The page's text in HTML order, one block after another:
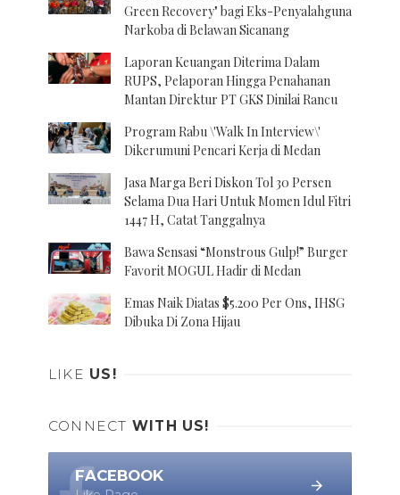
Green Recovery" bagi Eks-Penyalahguna
Narkoba di Belawan Sicanang
Laporan Keuangan Diterima Dalam
RUPS, Pelaporan Hingga Penahanan
Mantan Direktur PT GKS Dinilai Rancu
Program Rabu \'Walk In Interview\'
Dikerumuni Pencari Kerja di Medan
Jasa Marga Beri Diskon Tol 30 Persen
Selama Dua Hari Untuk Momen Idul Fitri
1447 H, Catat Tanggalnya
Bawa Sensasi “Monstrous Gulp!” Burger
Favorit MOGUL Hadir di Medan
Emas Naik Diatas $5.200 Per Ons, IHSG
Dibuka Di Zona Hijau
LIKE US!
CONNECT WITH US!
FACEBOOK